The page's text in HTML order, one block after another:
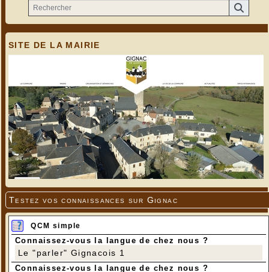
SITE DE LA MAIRIE
Testez vos connaissances sur Gignac
QCM simple
Connaissez-vous la langue de chez nous ?
Le "parler" Gignacois 1
Connaissez-vous la langue de chez nous ?